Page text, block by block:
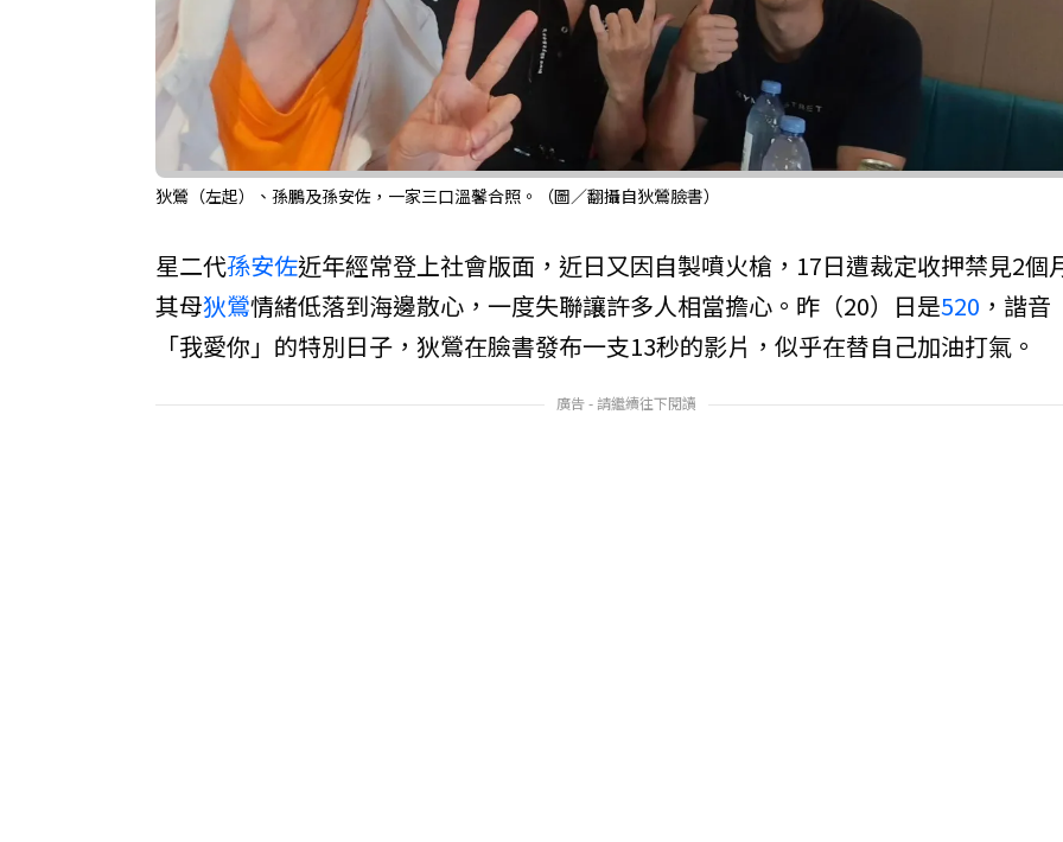
狄鶯（左起）、孫鵬及孫安佐，一家三口溫馨合照。（圖／翻攝自狄鶯臉書）
星二代孫安佐近年經常登上社會版面，近日又因自製噴火槍，17日遭裁定收押禁見2個
其母狄鶯情緒低落到海邊散心，一度失聯讓許多人相當擔心。昨（20）日是520 ，諧音
「我愛你」的特別日子，狄鶯在臉書發布一支13秒的影片，似乎在替自己加油打氣。
廣告 - 請繼續往下閱讀